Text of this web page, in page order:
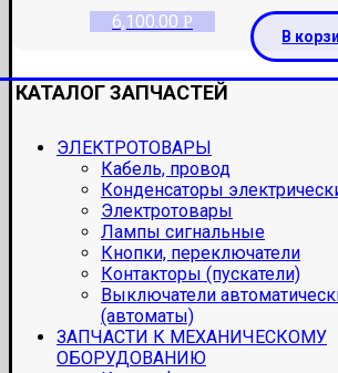
6,100.00 Р
В
КАТАЛОГ ЗАПЧАСТЕЙ
ЭЛЕКТРОТОВАРЫ
Кабель, провод
Конденсаторы
Электротовары
Лампы сигнальные
Кнопки, переключатели
Контакторы (пускатели)
Выключатели
(автоматы)
ЗАПЧАСТИ К МЕХАНИЧЕСКОМУ
ОБОРУДОВАНИЮ